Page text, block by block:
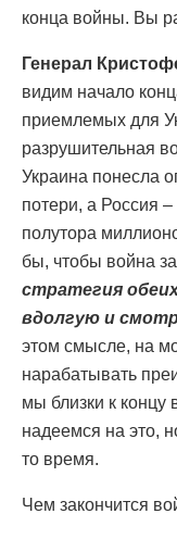
конца войны. Вы
Генерал
видим начало
приемлемых для
разрушительная
Украина понесла
потери, а Россия
полутора
бы, чтобы война
стратегия
вдолгую и
этом смысле, на
нарабатывать
мы близки к
надеемся на это,
то время.
Чем закончится